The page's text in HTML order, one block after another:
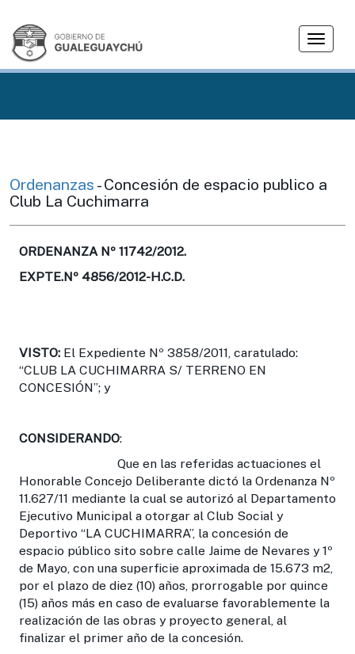
T
g
v
Ordenanzas - Concesión de espacio publico a
Club La Cuchimarra
ORDENANZA Nº 11742/2012.
EXPTE.Nº 4856/2012-H.C.D.
VISTO: El Expediente Nº 3858/2011, caratulado:
“CLUB LA CUCHIMARRA S/ TERRENO EN
CONCESIÓN”; y
CONSIDERANDO:
Que en las referidas actuaciones el
Honorable Concejo Deliberante dictó la Ordenanza Nº
11.627/11 mediante la cual se autorizó al Departamento
Ejecutivo Municipal a otorgar al Club Social y
Deportivo “LA CUCHIMARRA”, la concesión de
espacio público sito sobre calle Jaime de Nevares y 1º
de Mayo, con una superficie aproximada de 15.673 m2,
por el plazo de diez (10) años, prorrogable por quince
(15) años más en caso de evaluarse favorablemente la
realización de las obras y proyecto general, al
finalizar el primer año de la concesión.